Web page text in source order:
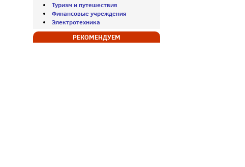
Туризм и путешествия
Финансовые учреждения
Электротехника
РЕКОМЕНДУЕМ